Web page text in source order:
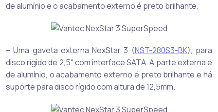
de alumínio e o acabamento externo é preto brilhante.
– Uma gaveta externa NexStar 3 (NST-280S3-BK), para
disco rígido de 2,5″ com interface SATA. A parte externa é
de alumínio, o acabamento externo é preto brilhante e há
suporte para disco rígido com altura de 12,5mm.